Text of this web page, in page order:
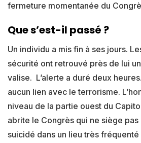
fermeture momentanée du
Que s’est-il passé ?
Un individu a mis fin à ses jours.
sécurité ont retrouvé près de lui
valise. L’alerte a duré deux
aucun lien avec le terrorisme.
niveau de la partie ouest du
abrite le Congrès qui ne siège pas
suicidé dans un lieu très